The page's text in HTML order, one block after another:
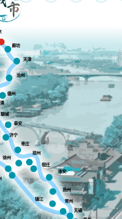
廊坊
天津
沧州
徐州
镇江
常州
无锡
德州
聊城
泰安
济宁
枣庄
邳州
宿迁
淮安
扬州